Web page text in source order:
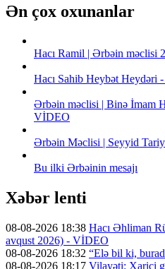
Ən çox oxunanlar
Hacı Ramil | Ərbəin məclisi
Hacı Sahib Heybət
Ərbəin məclisi | Binə İmam
VİDEO
Ərbəin Məclisi | Seyyid
Bu ilki Ərbəinin mesajı
Xəbər lenti
08-08-2026 18:38 Hacı Əhliman
avqust 2026) - VİDEO
08-08-2026 18:32 “Elə bil ki,
08-08-2026 18:17 Vilayəti: Xarici